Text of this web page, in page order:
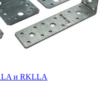
и RKLLA